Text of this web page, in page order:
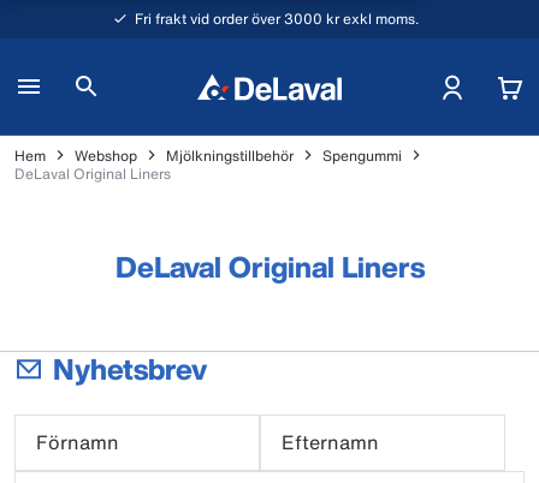
Fri frakt vid order över 3000 kr exkl moms.
Hem Webshop Mjölkningstillbehör
Spengummi
DeLaval Original Liners
DeLaval Original Liners
Nyhetsbrev
Förnamn
Efternamn